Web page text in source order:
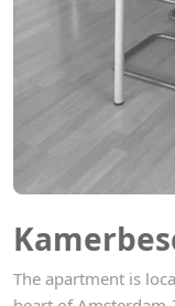
The apartment is